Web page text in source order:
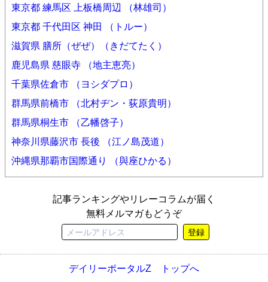
東京都 練馬区 上板橋周辺 （林雄司）
東京都 千代田区 神田 （トルー）
滋賀県 膳所（ぜぜ）（きだてたく）
鹿児島県 慈眼寺 （地主恵亮）
千葉県佐倉市 （ヨシダプロ）
群馬県前橋市 （北村ヂン・荻原貴明）
群馬県桐生市 （乙幡啓子）
神奈川県藤沢市 長後 （江ノ島茂道）
沖縄県那覇市国際通り （與座ひかる）
記事ランキングやリレーコラムが届く
無料メルマガもどうぞ
登録
デイリーポータルZ トップへ